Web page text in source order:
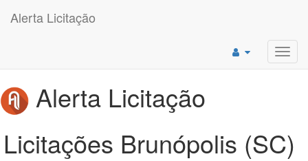
Alerta Licitação
Alerta Licitação
Licitações Brunópolis (SC)